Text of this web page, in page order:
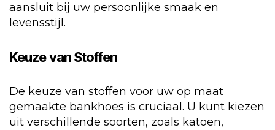
aansluit bij uw persoonlijke smaak en
levensstijl.
Keuze van Stoffen
De keuze van stoffen voor uw op maat
gemaakte bankhoes is cruciaal. U kunt kiezen
uit verschillende soorten, zoals katoen,